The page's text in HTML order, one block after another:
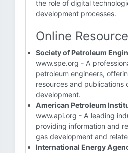
the role of digital
development processes.
Online
Society of Petroleum
www.spe.org - A
petroleum engineers,
resources and publications
development.
American Petroleum
www.api.org - A leading
providing information and
gas development and
International Energy